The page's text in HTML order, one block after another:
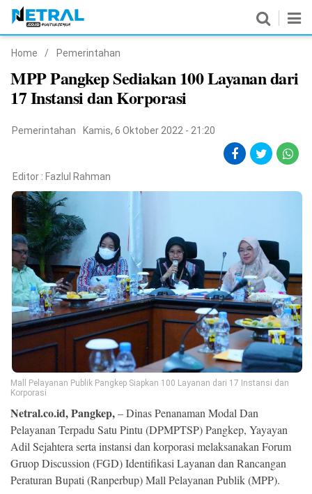
Nasional
Pemerintahan
Hukrim
Pendidikan
Peristiwa
Olahraga
Ekonomi
Memori
Home / Pemerintahan
MPP Pangkep Sediakan 100 Layanan dari
17 Instansi dan Korporasi
Pemerintahan Kamis, 6 Oktober 2022 - 21:20
Editor : Fazlul Rahman
Mall Pelayanan Publik Pangkep Siapkan 100 Layanan dari 17 Instansi dan
Korporasi
Netral.co.id, Pangkep,– Dinas Penanaman Modal Dan
Pelayanan Terpadu Satu Pintu (DPMPTSP) Pangkep, Yayayan
Adil Sejahtera serta instansi dan korporasi melaksanakan Forum
Gruop Discussion (FGD) Identifikasi Layanan dan Rancangan
Peraturan Bupati (Ranperbup) Mall Pelayanan Publik (MPP).